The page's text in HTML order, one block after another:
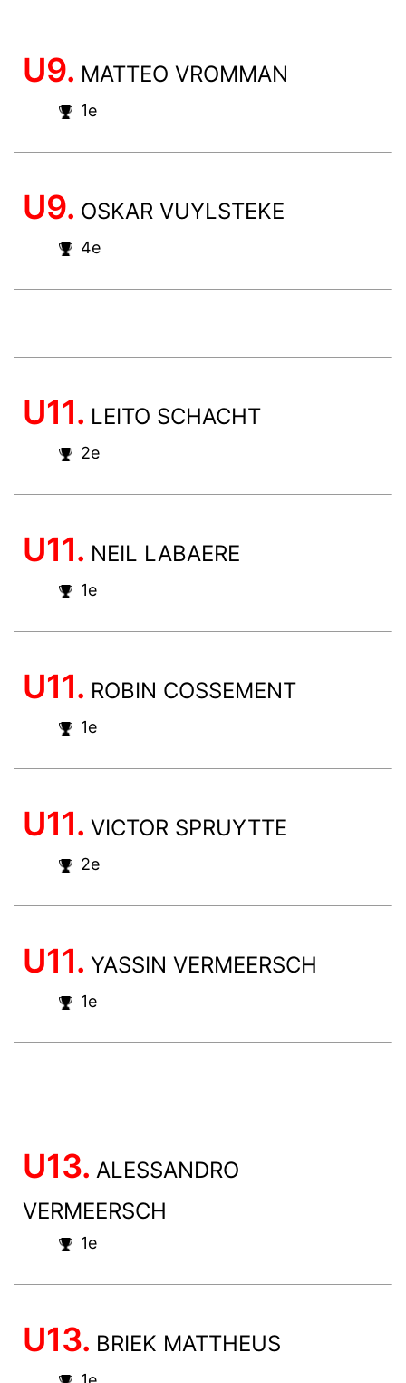
U9. MATTEO VROMMAN
1e
U9. OSKAR VUYLSTEKE
4e
U11. LEITO SCHACHT
2e
U11. NEIL LABAERE
1e
U11. ROBIN COSSEMENT
1e
U11. VICTOR SPRUYTTE
2e
U11. YASSIN VERMEERSCH
1e
U13. ALESSANDRO
VERMEERSCH
1e
U13. BRIEK MATTHEUS